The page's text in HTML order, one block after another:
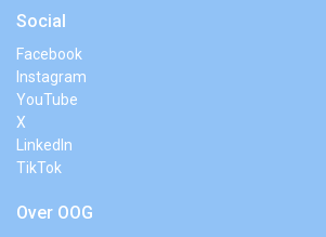
Social
Facebook
Instagram
YouTube
X
LinkedIn
TikTok
Over OOG